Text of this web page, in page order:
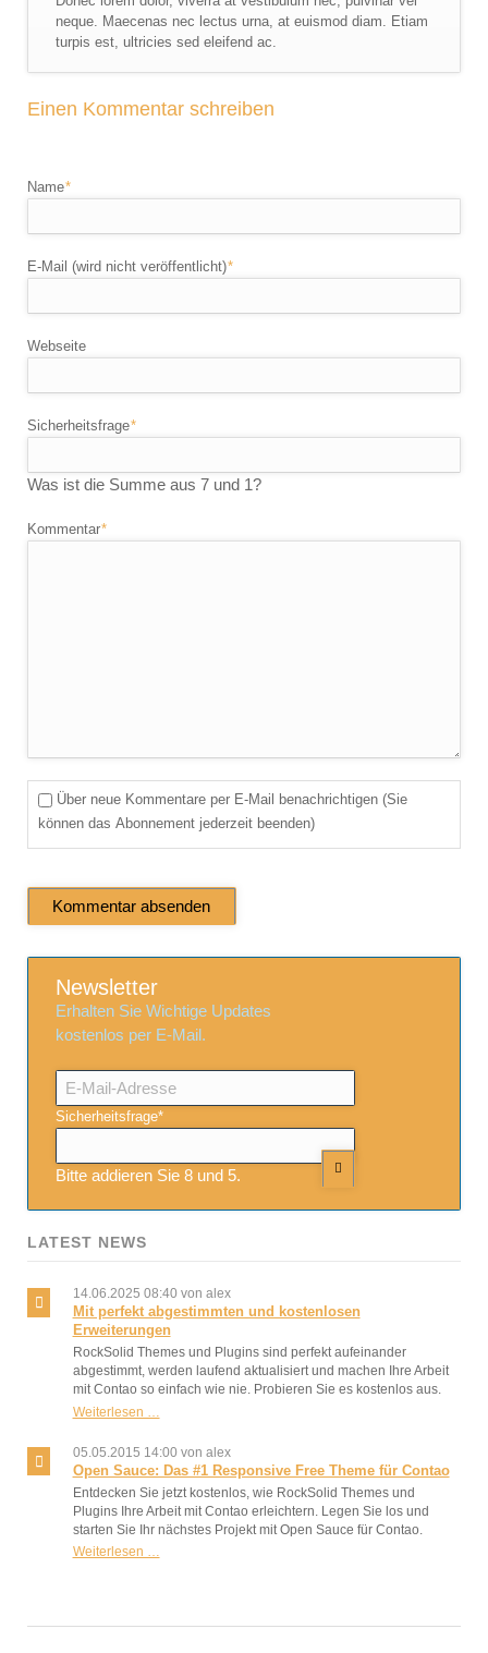
neque. Maecenas nec lectus urna, at euismod diam. Etiam
turpis est, ultricies sed eleifend ac.
Einen Kommentar schreiben
Pflichtfeld
Name*
Pflichtfeld
E-Mail (wird nicht veröffentlicht)*
Webseite
Pflichtfeld
Sicherheitsfrage*
Was ist die Summe aus 7 und 1?
Pflichtfeld
Kommentar*
Über neue Kommentare per E-Mail benachrichtigen (Sie
können das Abonnement jederzeit beenden)
Kommentar absenden
Newsletter
Erhalten Sie Wichtige Updates
kostenlos per E-Mail.
E-
Mail-
Adresse
Pflichtfeld
Sicherheitsfrage*
Bitte addieren Sie 8 und 5.
LATEST NEWS
14.06.2025 08:40 von alex
Mit perfekt abgestimmten und kostenlosen
Erweiterungen
RockSolid Themes und Plugins sind perfekt aufeinander
abgestimmt, werden laufend aktualisiert und machen Ihre Arbeit
mit Contao so einfach wie nie. Probieren Sie es kostenlos aus.
Weiterlesen …
abgestimmten
und
kostenlosen
Erweiterungen
05.05.2015 14:00 von alex
Open Sauce: Das #1 Responsive Free Theme für Contao
Entdecken Sie jetzt kostenlos, wie RockSolid Themes und
Plugins Ihre Arbeit mit Contao erleichtern. Legen Sie los und
starten Sie Ihr nächstes Projekt mit Open Sauce für Contao.
Weiterlesen …
Responsive